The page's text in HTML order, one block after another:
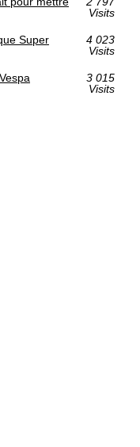
Visits
Super
4 023
Visits
3 015
Visits